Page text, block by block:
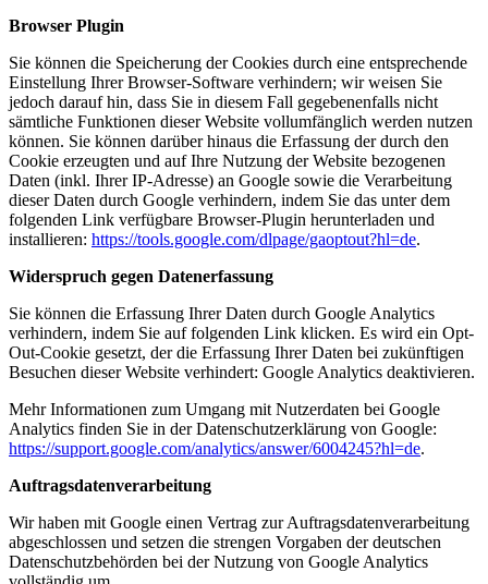
Browser Plugin
Sie können die Speicherung der Cookies durch eine entsprechende
Einstellung Ihrer Browser-Software verhindern; wir weisen Sie
jedoch darauf hin, dass Sie in diesem Fall gegebenenfalls nicht
sämtliche Funktionen dieser Website vollumfänglich werden nutzen
können. Sie können darüber hinaus die Erfassung der durch den
Cookie erzeugten und auf Ihre Nutzung der Website bezogenen
Daten (inkl. Ihrer IP-Adresse) an Google sowie die Verarbeitung
dieser Daten durch Google verhindern, indem Sie das unter dem
folgenden Link verfügbare Browser-Plugin herunterladen und
installieren: https://tools.google.com/dlpage/gaoptout?hl=de.
Widerspruch gegen Datenerfassung
Sie können die Erfassung Ihrer Daten durch Google Analytics
verhindern, indem Sie auf folgenden Link klicken. Es wird ein Opt-
Out-Cookie gesetzt, der die Erfassung Ihrer Daten bei zukünftigen
Besuchen dieser Website verhindert: Google Analytics deaktivieren.
Mehr Informationen zum Umgang mit Nutzerdaten bei Google
Analytics finden Sie in der Datenschutzerklärung von Google:
https://support.google.com/analytics/answer/6004245?hl=de.
Auftragsdatenverarbeitung
Wir haben mit Google einen Vertrag zur Auftragsdatenverarbeitung
abgeschlossen und setzen die strengen Vorgaben der deutschen
Datenschutzbehörden bei der Nutzung von Google Analytics